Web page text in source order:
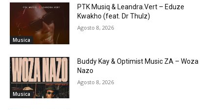
Musica
PTK Musiq & Leandra.Vert – Eduze
Kwakho (feat. Dr Thulz)
Agosto 8, 2026
Musica
Buddy Kay & Optimist Music ZA – Woza
Nazo
Agosto 8, 2026